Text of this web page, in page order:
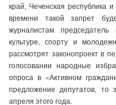
край, Чеченская республика
времени такой запрет
журналистам
культуре, спорту и
рассмотрят законопроект в
голосовании народные
опроса в «Активном
предложение депутатов, то
апреля этого года.